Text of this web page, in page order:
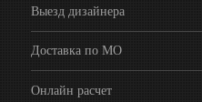
Выезд дизайнера
Доставка по МО
Онлайн расчет